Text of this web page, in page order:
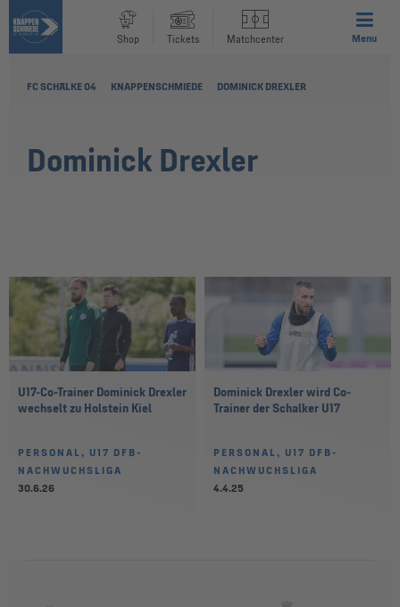
Shop Tickets Matchcenter Menu
FC SCHALKE 04 KNAPPENSCHMIEDE DOMINICK DREXLER
Dominick Drexler
U17-Co-Trainer Dominick Drexler
wechselt zu Holstein Kiel
PERSONAL, U17 DFB-
NACHWUCHSLIGA
30.6.26
Dominick Drexler wird Co-
Trainer der Schalker U17
PERSONAL, U17 DFB-
NACHWUCHSLIGA
4.4.25